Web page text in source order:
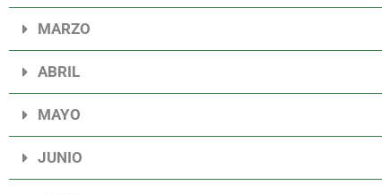
MARZO
ABRIL
MAYO
JUNIO